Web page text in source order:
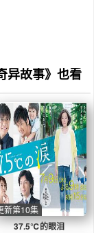
异故事》也看
37.5℃的眼泪
新第10集